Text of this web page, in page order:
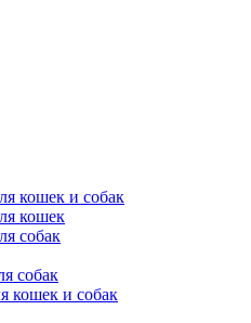
кошек и собак
кошек
собак
собак
кошек и собак